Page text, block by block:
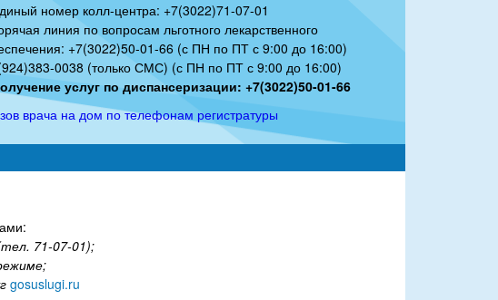
номер колл-центра: +7(3022)71-07-01
линия по вопросам льготного лекарственного
+7(3022)50-01-66 (с ПН по ПТ с 9:00 до 16:00)
0038 (только СМС) (с ПН по ПТ с 9:00 до 16:00)
услуг по диспансеризации: +7(3022)50-01-66
врача на дом по телефонам регистратуры
71-07-01);
gosuslugi.ru